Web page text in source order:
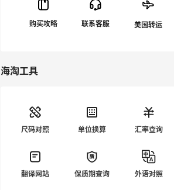
美国转运
海淘工具
尺码对照 单位换算 汇率查询
翻译网站 保质期查询 外语对照